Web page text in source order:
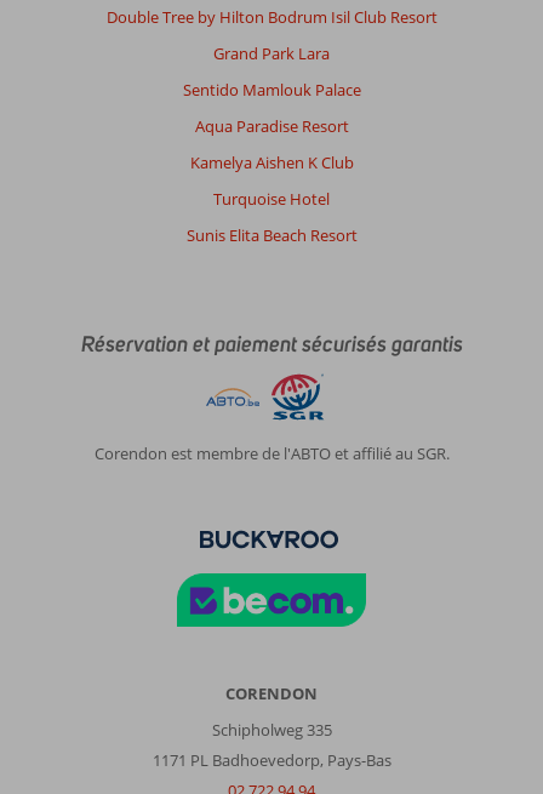
Double Tree by Hilton Bodrum Isil Club Resort
Grand Park Lara
Sentido Mamlouk Palace
Aqua Paradise Resort
Kamelya Aishen K Club
Turquoise Hotel
Sunis Elita Beach Resort
Réservation et paiement sécurisés garantis
Corendon est membre de l'ABTO et affilié au SGR.
CORENDON
Schipholweg 335
1171 PL Badhoevedorp, Pays-Bas